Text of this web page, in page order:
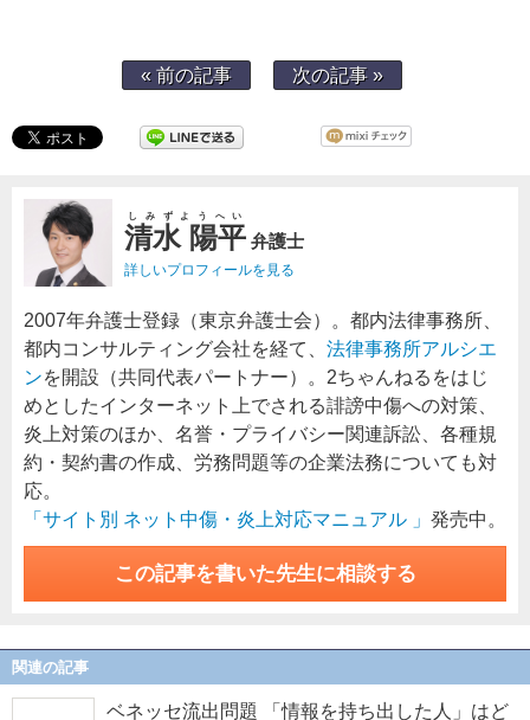
« 前の記事 次の記事 »
清水 陽平
しみずようへい
弁護士
詳しいプロフィールを見る
2007年弁護士登録（東京弁護士会）。都内法律事務所、
都内コンサルティング会社を経て、 法律事務所アルシエ
ンを開設（共同代表パートナー）。2ちゃんねるをはじ
めとしたインターネット上でされる誹謗中傷への対策、
炎上対策のほか、名誉・プライバシー関連訴訟、各種規
約・契約書の作成、労務問題等の企業法務についても対
応。
「サイト別 ネット中傷・炎上対応マニュアル 」 発売中。
この記事を書いた先生に相談する
関連の記事
ベネッセ流出問題 「情報を持ち出した人」はど